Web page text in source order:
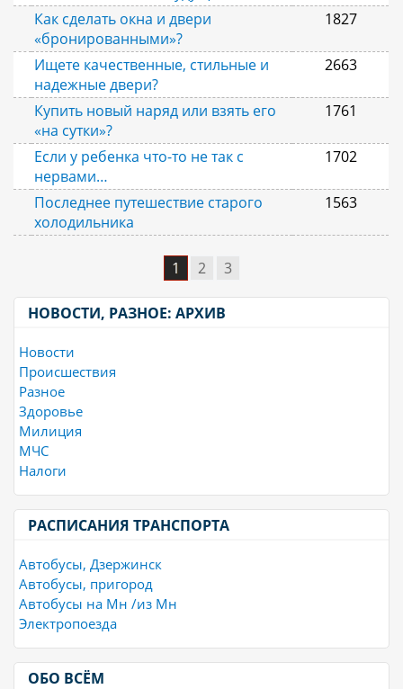
Как сделать окна и двери
«бронированными»?
1827
Ищете качественные, стильные и
надежные двери?
2663
Купить новый наряд или взять его
«на сутки»?
1761
Если у ребенка что-то не так с
нервами…
1702
Последнее путешествие старого
холодильника
1563
1 2 3
НОВОСТИ, РАЗНОЕ: АРХИВ
Новости
Происшествия
Разное
Здоровье
Милиция
МЧС
Налоги
РАСПИСАНИЯ ТРАНСПОРТА
Автобусы, Дзержинск
Автобусы, пригород
Автобусы на Мн /из Мн
Электропоезда
ОБО ВСЁМ